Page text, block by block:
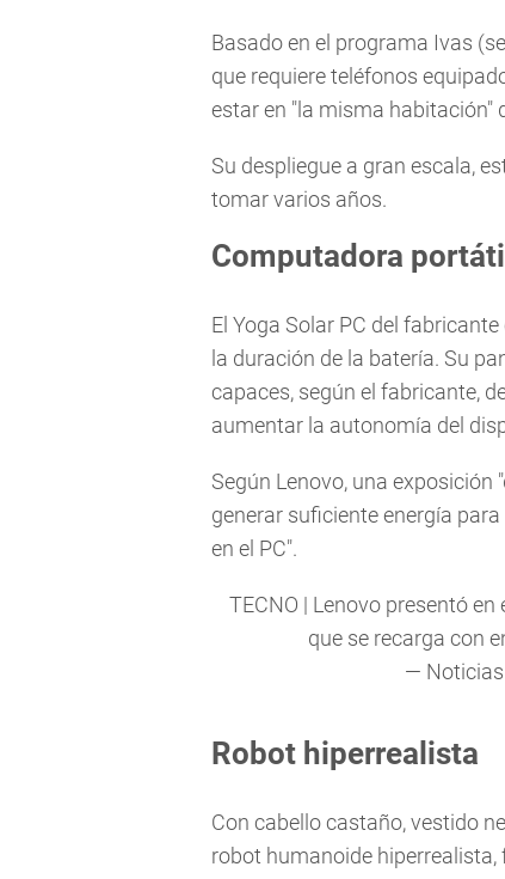
Basado en el programa Ivas
que requiere teléfonos
estar en "la misma habitación"
Su despliegue a gran escala,
tomar varios años.
Computadora
El Yoga Solar PC del
la duración de la batería. Su
capaces, según el fabricante,
aumentar la autonomía del
Según Lenovo, una
generar suficiente energía
en el PC".
TECNO | Lenovo presentó en
que se recarga con
—
Robot hiperrealista
Con cabello castaño, vestido
robot humanoide